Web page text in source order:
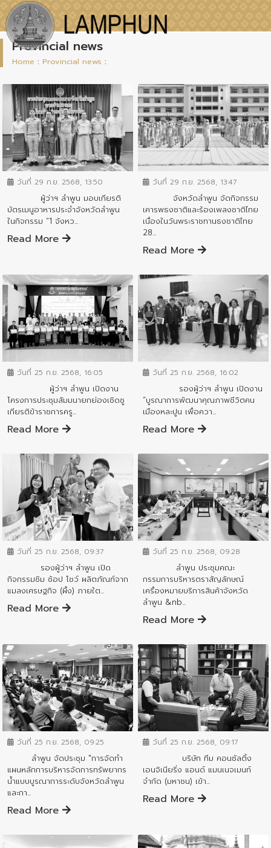
Provincial news
Home : Provincial news :
ข่าวสารจังหวัด
วันที่ 29 ก.ย. 2568, 13:50
ผู้ว่าฯ ลำพูน มอบเกียรติ
บัตรเมนูอาหารประจำจังหวัดลำพูน
ในกิจกรรม “1 จังหว...
Read More
วันที่ 29 ก.ย. 2568, 13:47
จังหวัดลำพูน จัดกิจกรรม
เคารพธงชาติและร้องเพลงชาติไทย
เนื่องในวันพระราชทานธงชาติไทย
28...
Read More
ข่าวสารจังหวัด
วันที่ 25 ก.ย. 2568, 16:05
ผู้ว่าฯ ลำพูน เปิดงาน
โครงการประชุมสัมมนายกย่องเชิดชู
เกียรติข้าราชการครู...
Read More
ข่าวสารจังหวัด
วันที่ 25 ก.ย. 2568, 16:02
รองผู้ว่าฯ ลำพูน เปิดงาน
”บูรณาการพัฒนาคุณภาพชีวิตคน
เมืองหละปูน เพื่อควา...
Read More
ข่าวสารจังหวัด
วันที่ 25 ก.ย. 2568, 09:37
รองผู้ว่าฯ ลำพูน เปิด
กิจกรรมชิม ช้อป โชว์ ผลิตภัณฑ์จาก
แมลงเศรษฐกิจ (ผึ้ง) ภายใต...
Read More
ข่าวสารจังหวัด
วันที่ 25 ก.ย. 2568, 09:28
ลำพูน ประชุมคณะ
กรรมการบริหารตราสัญลักษณ์
เครื่องหมายบริการสินค้าจังหวัด
ลำพูน &nb...
Read More
ข่าวสารจังหวัด
วันที่ 25 ก.ย. 2568, 09:25
ลำพูน จัดประชุม "การจัดทำ
แผนหลักการบริหารจัดการทรัพยากร
น้ำแบบบูรณาการระดับจังหวัดลำพูน
และกา...
Read More
ข่าวสารจังหวัด
วันที่ 25 ก.ย. 2568, 09:17
บริษัท ทีม คอนซัลติ้ง
เอนจิเนียริ่ง แอนด์ แมนเนจเมนท์
จำกัด (มหาชน) เข้า...
Read More